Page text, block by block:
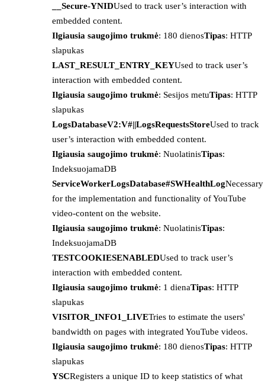
__Secure-YNIDUsed to track user’s interaction with
embedded content.
Ilgiausia saugojimo trukmė: 180 dienosTipas: HTTP
slapukas
LAST_RESULT_ENTRY_KEYUsed to track user’s
interaction with embedded content.
Ilgiausia saugojimo trukmė: Sesijos metuTipas: HTTP
slapukas
LogsDatabaseV2:V#||LogsRequestsStoreUsed to track
user’s interaction with embedded content.
Ilgiausia saugojimo trukmė: NuolatinisTipas:
IndeksuojamaDB
ServiceWorkerLogsDatabase#SWHealthLogNecessary
for the implementation and functionality of YouTube
video-content on the website.
Ilgiausia saugojimo trukmė: NuolatinisTipas:
IndeksuojamaDB
TESTCOOKIESENABLEDUsed to track user’s
interaction with embedded content.
Ilgiausia saugojimo trukmė: 1 dienaTipas: HTTP
slapukas
VISITOR_INFO1_LIVETries to estimate the users'
bandwidth on pages with integrated YouTube videos.
Ilgiausia saugojimo trukmė: 180 dienosTipas: HTTP
slapukas
YSCRegisters a unique ID to keep statistics of what